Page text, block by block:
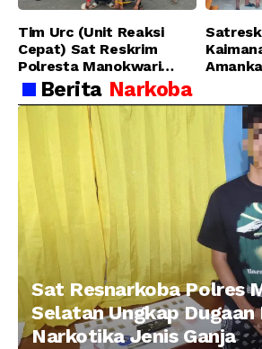
Tim Urc (Unit Reaksi
Cepat) Sat Reskrim
Polresta Manokwari
Berhasil Tangkap 2
Pelaku Pengeroyokan di
Taman Ria kab.
Manokwari
Tajam
Berita Narkoba
Sat Resnarkoba Polres
Selatan Ungkap Dugaan
Narkotika Jenis Ganja